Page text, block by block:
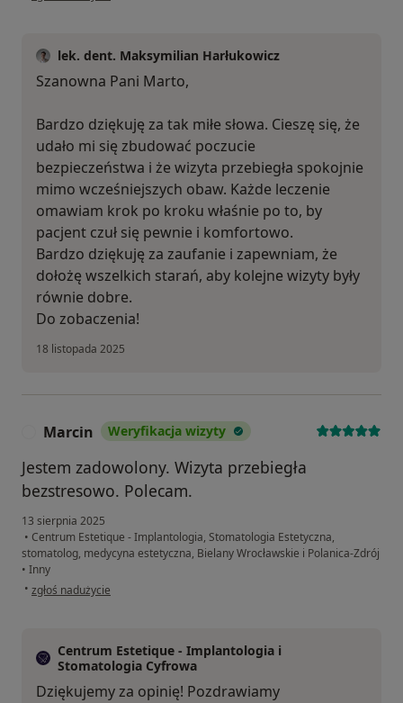
lek. dent. Maksymilian Harłukowicz
Szanowna Pani Marto,
Bardzo dziękuję za tak miłe słowa. Cieszę się, że
udało mi się zbudować poczucie
bezpieczeństwa i że wizyta przebiegła spokojnie
mimo wcześniejszych obaw. Każde leczenie
omawiam krok po kroku właśnie po to, by
pacjent czuł się pewnie i komfortowo.
Bardzo dziękuję za zaufanie i zapewniam, że
dołożę wszelkich starań, aby kolejne wizyty były
równie dobre.
Do zobaczenia!
18 listopada 2025
Marcin Weryfikacja wizyty
Jestem zadowolony. Wizyta przebiegła
bezstresowo. Polecam.
13 sierpnia 2025
• Centrum Estetique - Implantologia, Stomatologia Estetyczna,
stomatolog, medycyna estetyczna, Bielany Wrocławskie i Polanica-Zdrój
• Inny
• w opinii użytkownika Marcin
zgłoś nadużycie
Centrum Estetique - Implantologia i
Stomatologia Cyfrowa
Dziękujemy za opinię! Pozdrawiamy